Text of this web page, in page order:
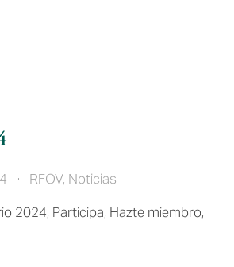
RFOV, Noticias
2024, Participa, Hazte miembro,